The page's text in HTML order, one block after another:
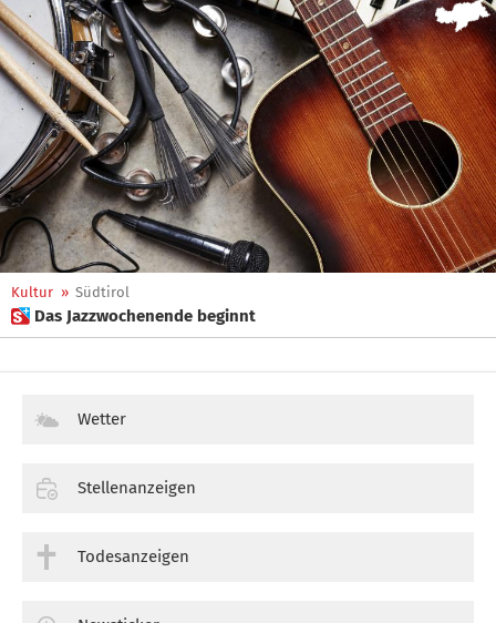
Kultur » Südtirol
 Das Jazzwochenende beginnt
Wetter
Stellenanzeigen
Todesanzeigen